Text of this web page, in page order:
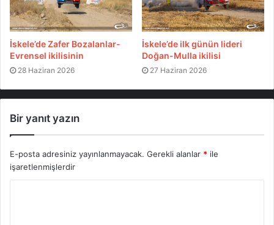
İskele’de Zafer Bozalanlar-
Evrensel ikilisinin
28 Haziran 2026
İskele’de ilk günün lideri
Doğan-Mulla ikilisi
27 Haziran 2026
Bir yanıt yazın
E-posta adresiniz yayınlanmayacak. Gerekli alanlar * ile
işaretlenmişlerdir